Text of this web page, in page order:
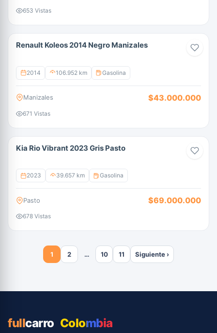
653 Vistas
Renault Koleos 2014 Negro Manizales
2014 106.952 km Gasolina
Manizales $43.000.000
671 Vistas
Kia Rio Vibrant 2023 Gris Pasto
2023 39.657 km Gasolina
Pasto $69.000.000
678 Vistas
1 2 … 10 11 Siguiente ›
fullcarro Colombia